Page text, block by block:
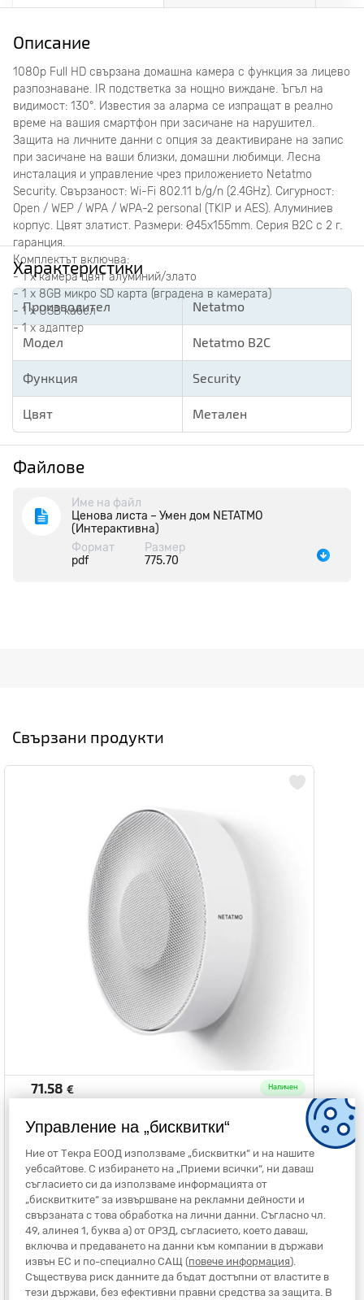
Управление на „бисквитки“
Ние от Текра ЕООД използваме „бисквитки“ и на нашите
уебсайтове. С избирането на „Приеми всички“, ни даваш
съгласието си да използваме информацията от
„бисквитките“ за извършване на рекламни дейности и
свързаната с това обработка на лични данни. Съгласно чл.
49, алинея 1, буква а) от ОРЗД, съгласието, което даваш,
включва и предаването на данни към компании в държави
извън ЕС и по-специално САЩ (повече информация).
Съществува риск данните да бъдат достъпни от властите в
тези държави, без ефективни правни средства за защита. В
Описание
1080p Full HD свързана домашна камера с функция за лицево
разпознаване. IR подстветка за нощно виждане. Ъгъл на
видимост: 130°. Известия за аларма се изпращат в реално
време на вашия смартфон при засичане на нарушител.
Защита на личните данни с опция за деактивиране на запис
при засичане на ваши близки, домашни любимци. Лесна
инсталация и управление чрез приложението Netatmo
Security. Свързаност: Wi-Fi 802.11 b/g/n (2.4GHz). Сигурност:
Open / WEP / WPA / WPA-2 personal (TKIP и AES). Алуминиев
корпус. Цвят златист. Размери: Ø45х155mm. Серия B2C с 2 г.
гаранция.
Комплектът включва:
- 1 х камера цвят алуминий/злато
- 1 x 8GB микро SD карта (вградена в камерата)
- 1 x USB кабел
- 1 x адаптер
Характеристики
Производител Netatmo
Модел Netatmo B2C
Функция Security
Цвят Метален
Файлове
Име на файл
Ценова листа – Умен дом NETATMO
(Интерактивна)
Формат
pdf
Размер
775.70
Свързани продукти
71.58 € Наличен
Умна вътрешна сирена - Netatmo Netatmo B2C NIS01-EU
Netatmo B2C
Netatmo
NIS01-EU
Добави в количка